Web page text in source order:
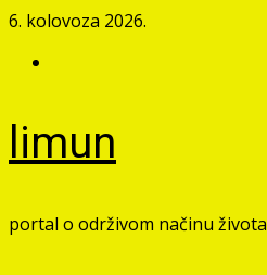
Skip
content
6. kolovoza 2026.
limun
portal o održivom načinu života